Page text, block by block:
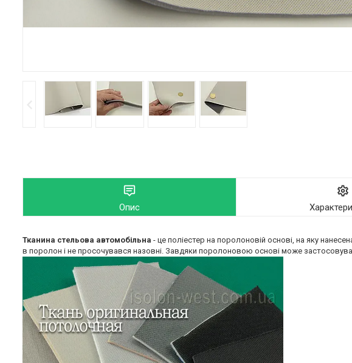
Опис
Тканина стельова автомобільна - це поліестер на поролоновій основі, на яку
в поролон і не просочувався назовні. Завдяки поролоновою основі може